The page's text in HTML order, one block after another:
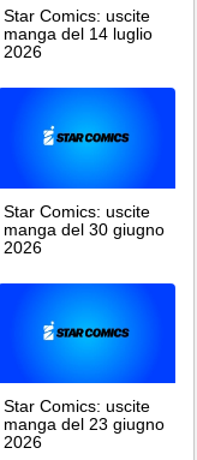
Star Comics: uscite
manga del 14 luglio
2026
Star Comics: uscite
manga del 30 giugno
2026
Star Comics: uscite
manga del 23 giugno
2026